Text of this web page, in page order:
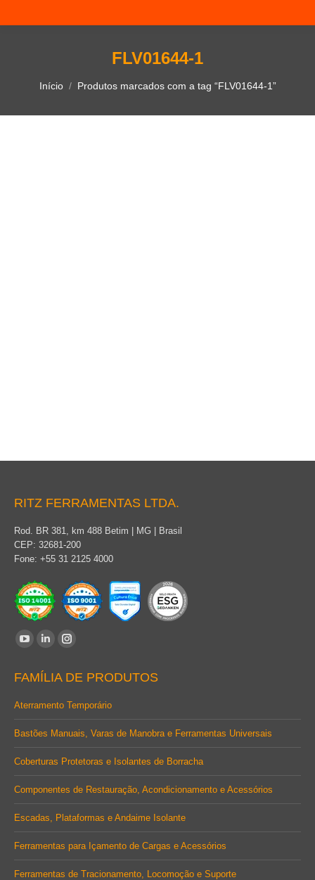
FLV01644-1
Você está aqui:
Início Produtos marcados com a tag “FLV01644-1”
RITZ FERRAMENTAS LTDA.
Rod. BR 381, km 488 Betim | MG | Brasil
CEP: 32681-200
Fone: +55 31 2125 4000
Encontre-nos em:
opens
in
window
Linkedin
opens
in
window
Instagram
opens
in
window
FAMÍLIA DE PRODUTOS
Aterramento Temporário
Bastões Manuais, Varas de Manobra e Ferramentas Universais
Coberturas Protetoras e Isolantes de Borracha
Componentes de Restauração, Acondicionamento e Acessórios
Escadas, Plataformas e Andaime Isolante
Ferramentas para Içamento de Cargas e Acessórios
Ferramentas de Tracionamento, Locomoção e Suporte